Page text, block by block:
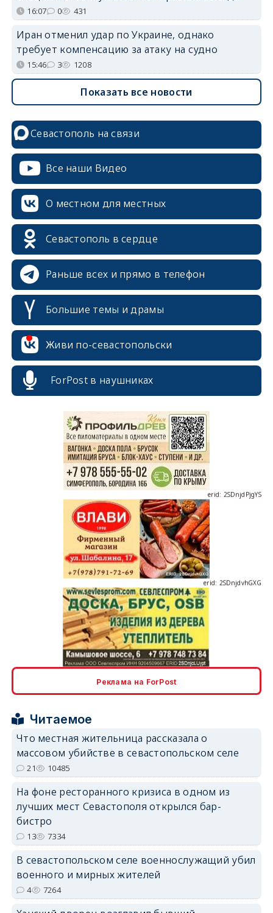
16:07 0 431
Иран отменил удар по Украине, однако
требует компенсацию за атаку на судно
15:46 3 1208
Показать все новости
Севастополь на связи
Все наши Видео
О местном для местных
Севастополь в сердце
Раньше всех и прямо в телефон
Большие темы и драмы
Живи по-севастопольски
ForPost в наушниках
erid: 2SDnjcrDNw6
erid: 2SDnjdvhGXG
erid: 2SDnjdPjgYS
erid: 2SDnjdvhGXG
Реклама на ForPost
Читаемое
Что местная жительница рассказала о
массовом убийстве в севастопольском селе
21 10485
На фоне ресторанного кризиса в одном из
лучших мест Севастополя открылся бар-
бистро
13 7334
В севастопольском селе военнослужащий убил
военного и мирных жителей
4 7264